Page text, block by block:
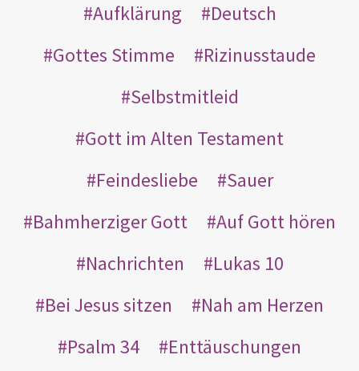
Aufklärung
Deutsch
Gottes Stimme
Rizinusstaude
Selbstmitleid
Gott im Alten Testament
Feindesliebe
Sauer
Bahmherziger Gott
Auf Gott hören
Nachrichten
Lukas 10
Bei Jesus sitzen
Nah am Herzen
Psalm 34
Enttäuschungen